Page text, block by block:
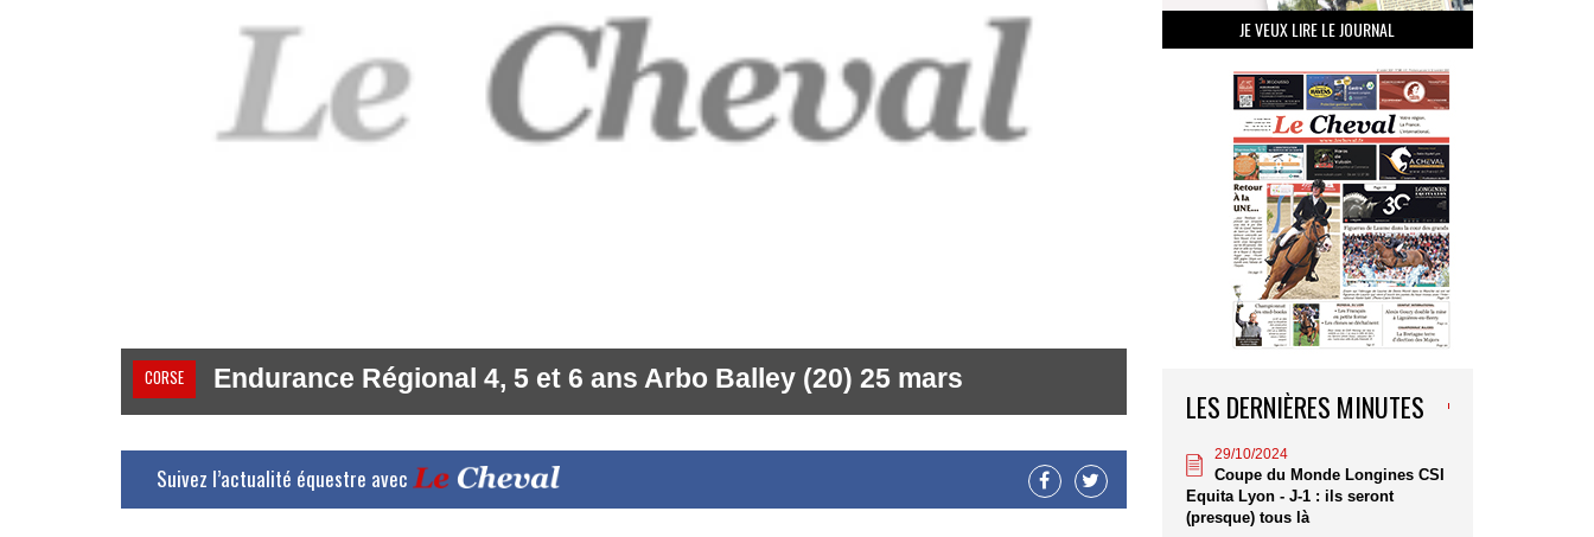
CORSE Endurance Régional 4, 5 et 6 ans Arbo Balley (20) 25 mars
Suivez l’actualité équestre avec
JE VEUX LIRE LE JOURNAL
LES DERNIÈRES MINUTES
29/10/2024
Coupe du Monde Longines CSI
Equita Lyon - J-1 : ils seront
(presque) tous là